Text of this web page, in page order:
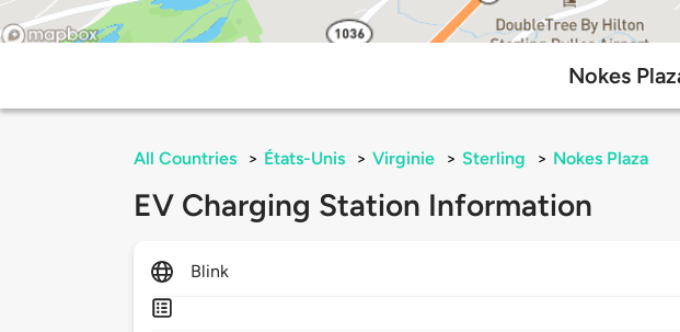
Nokes
All Countries > États-Unis > Virginie > Sterling > Nokes Plaza
EV Charging Station Information
Blink